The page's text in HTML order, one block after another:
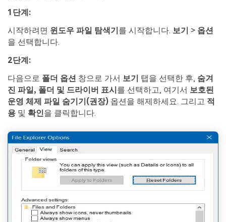
1단계:
시작하려면 윈도우 파일 탐색기를 시작합니다. 보기 > 옵션
을 선택합니다.
2단계:
다음으로 폴더 옵션 창으로 가서 보기 탭을 선택한 후, 숨겨
진 파일, 폴더 및 드라이버 표시를 선택하고, 여기서 보호된
운영 체제 파일 숨기기(권장) 옵션을 해제하세요. 그리고 적
용 및 확인을 클릭합니다.